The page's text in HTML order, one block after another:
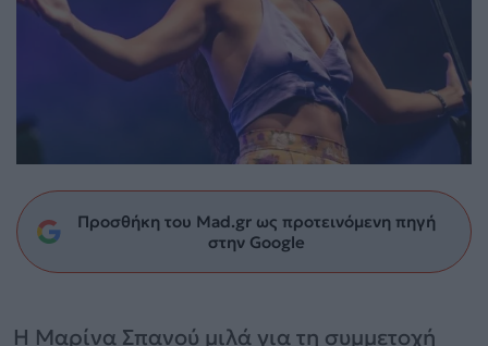
Προσθήκη του Mad.gr ως προτεινόμενη πηγή
στην Google
Η Μαρίνα Σπανού μιλά για τη συμμετοχή